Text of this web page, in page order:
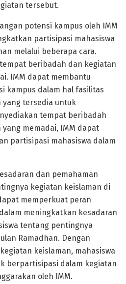
tersebut.
potensi kampus oleh IMM
partisipasi mahasiswa
melalui beberapa cara.
beribadah dan kegiatan
IMM dapat membantu
kampus dalam hal fasilitas
yang tersedia untuk
tempat beribadah
memadai, IMM dapat
partisipasi mahasiswa dalam
dan pemahaman
kegiatan keislaman di
memperkuat peran
meningkatkan kesadaran
tentang pentingnya
Ramadhan. Dengan
keislaman, mahasiswa
berpartisipasi dalam kegiatan
oleh IMM.